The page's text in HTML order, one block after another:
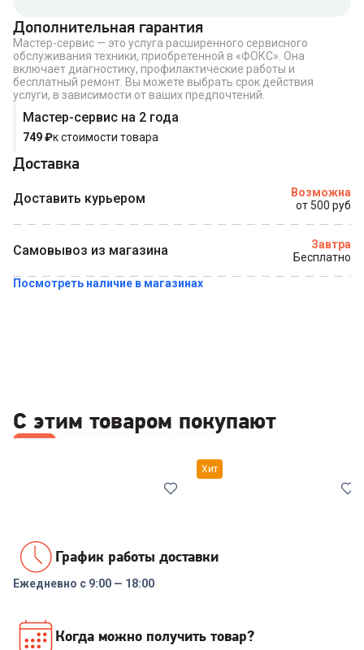
Введите номер телефона по которому можно
связаться с вами
Номер телефона
Дополнительная гарантия
Мастер-сервис — это услуга расширенного сервисного
обслуживания техники, приобретенной в «ФОКС». Она
включает диагностику, профилактические работы и
бесплатный ремонт. Вы можете выбрать срок действия
услуги, в зависимости от ваших предпочтений.
Мастер-сервис на 2 года
749₽к стоимости товара
Доставка
Доставить курьером
Возможна
от 500 руб
Самовывоз из магазина
Завтра
Бесплатно
Посмотреть наличие в магазинах
С этим товаром покупают
Набор посуды COOLINAR
(92012) 6 предметов
Хит
1291 Prime 8 пред.
График работы доставки
Ежедневно с 9:00 — 18:00
Когда можно получить товар?